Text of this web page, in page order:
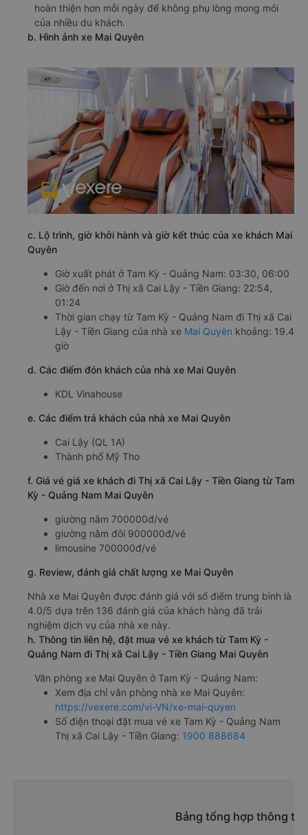
hoàn thiện hơn mỗi ngày để không phụ lòng mong mỏi
của nhiều du khách.
b. Hình ảnh xe Mai Quyên
c. Lộ trình, giờ khởi hành và giờ kết thúc của xe khách Mai
Quyên
Giờ xuất phát ở Tam Kỳ - Quảng Nam: 03:30, 06:00
Giờ đến nơi ở Thị xã Cai Lậy - Tiền Giang: 22:54,
01:24
Thời gian chạy từ Tam Kỳ - Quảng Nam đi Thị xã Cai
Lậy - Tiền Giang của nhà xe Mai Quyên khoảng: 19.4
giờ
d. Các điểm đón khách của nhà xe Mai Quyên
KDL Vinahouse
e. Các điểm trả khách của nhà xe Mai Quyên
Cai Lậy (QL 1A)
Thành phố Mỹ Tho
f. Giá vé giá xe khách đi Thị xã Cai Lậy - Tiền Giang từ Tam
Kỳ - Quảng Nam Mai Quyên
giường nằm 700000đ/vé
giường nằm đôi 900000đ/vé
limousine 700000đ/vé
g. Review, đánh giá chất lượng xe Mai Quyên
Nhà xe Mai Quyên được đánh giá với số điểm trung bình là
4.0/5 dựa trên 136 đánh giá của khách hàng đã trải
nghiệm dịch vụ của nhà xe này.
h. Thông tin liên hệ, đặt mua vé xe khách từ Tam Kỳ -
Quảng Nam đi Thị xã Cai Lậy - Tiền Giang Mai Quyên
Văn phòng xe Mai Quyên ở Tam Kỳ - Quảng Nam:
Xem địa chỉ văn phòng nhà xe Mai Quyên:
https://vexere.com/vi-VN/xe-mai-quyen
Số điện thoại đặt mua vé xe Tam Kỳ - Quảng Nam
Thị xã Cai Lậy - Tiền Giang: 1900 888684
Bảng tổng hợp thông tin